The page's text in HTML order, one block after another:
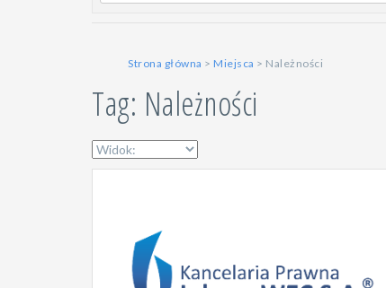
Strona główna > Miejsca > Należności
Tag: Należności